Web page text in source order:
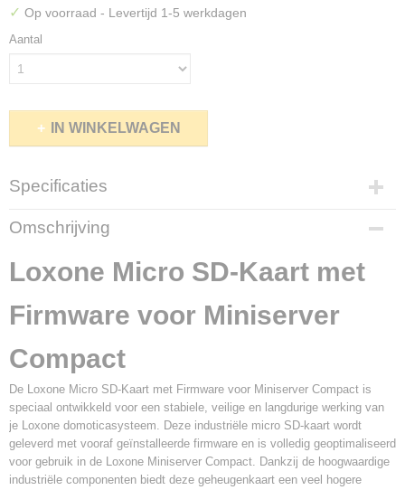
✓ Op voorraad - Levertijd 1-5 werkdagen
Aantal
IN WINKELWAGEN
Specificaties
Productcode leverancier
100579
Omschrijving
Loxone Micro SD-Kaart met
Firmware voor Miniserver
Compact
De Loxone Micro SD-Kaart met Firmware voor Miniserver Compact is
speciaal ontwikkeld voor een stabiele, veilige en langdurige werking van
je Loxone domoticasysteem. Deze industriële micro SD-kaart wordt
geleverd met vooraf geïnstalleerde firmware en is volledig geoptimaliseerd
voor gebruik in de Loxone Miniserver Compact. Dankzij de hoogwaardige
industriële componenten biedt deze geheugenkaart een veel hogere